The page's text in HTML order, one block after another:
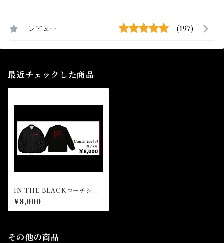
レビュー (197)
最近チェックした商品
IN THE BLACKコーチジャ
ケット
¥8,000
その他の商品